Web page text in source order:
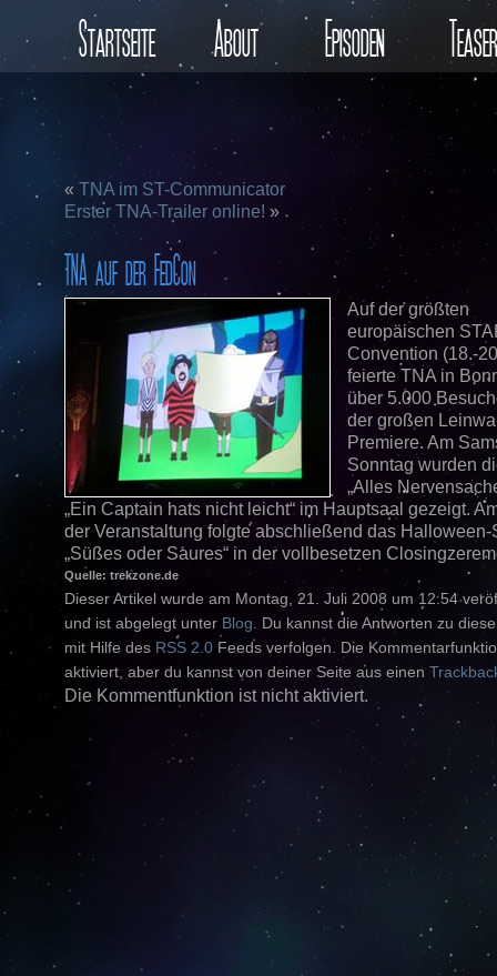
Startseite About Episoden Teaser
« TNA im ST-Communicator
Erster TNA-Trailer online! »
TNA auf der FedCon
Auf der größten
europäischen
Convention (18.-
feierte TNA in
über 5.000
der großen
Premiere. Am
Sonntag wurden
„Alles
„Ein Captain hats nicht leicht“ im Hauptsaal gezeigt.
der Veranstaltung folgte abschließend das
„Süßes oder Saures“ in der vollbesetzen
Quelle: trekzone.de
Dieser Artikel wurde am Montag, 21. Juli 2008 um 12:54
und ist abgelegt unter Blog. Du kannst die Antworten zu
mit Hilfe des RSS 2.0 Feeds verfolgen. Die
aktiviert, aber du kannst von deiner Seite aus einen
Die Kommentfunktion ist nicht aktiviert.